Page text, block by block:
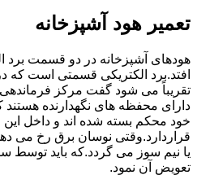
تعمیر هود آشپزخانه
هودهای آشپزخانه در دو قسمت برد
افتد.برد الکتریکی قسمتی است که
تقریباً می شود گفت مرکز
دارای محفظه های نگهدارنده هستند
خود محکم بسته شده اند و داخل
قراردارد.وقتی نوسان برق رخ می
یا نیم سوز می گردد.که باید توسط
تعویض آن نمود.